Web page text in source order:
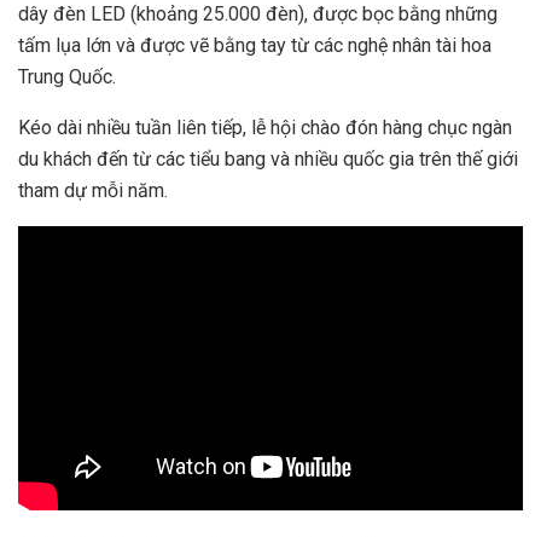
dây đèn LED (khoảng 25.000 đèn), được bọc bằng những
tấm lụa lớn và được vẽ bằng tay từ các nghệ nhân tài hoa
Trung Quốc.
Kéo dài nhiều tuần liên tiếp, lễ hội chào đón hàng chục ngàn
du khách đến từ các tiểu bang và nhiều quốc gia trên thế giới
tham dự mỗi năm.